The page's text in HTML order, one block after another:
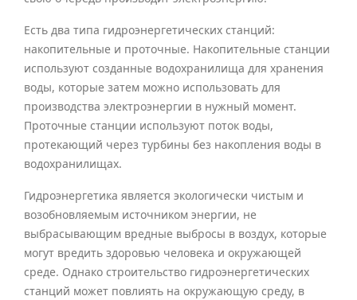
Есть два типа гидроэнергетических станций:
накопительные и проточные. Накопительные станции
используют созданные водохранилища для хранения
воды, которые затем можно использовать для
производства электроэнергии в нужный момент.
Проточные станции используют поток воды,
протекающий через турбины без накопления воды в
водохранилищах.
Гидроэнергетика является экологически чистым и
возобновляемым источником энергии, не
выбрасывающим вредные выбросы в воздух, которые
могут вредить здоровью человека и окружающей
среде. Однако строительство гидроэнергетических
станций может повлиять на окружающую среду, в